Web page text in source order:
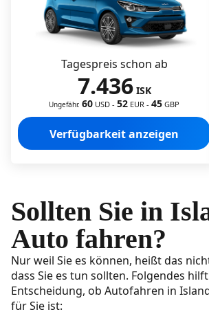
Autobahnen
F-Straßen
Mit dem Auto durch Island reisen
Welche Art von Fahrzeug
Island?
Verkehrsregeln in Island
Offroad-Fahren in Island
Fahren mit eingeschaltetem
Sicherheitsgurte
Telefonieren beim Fahren
Tagespreis schon ab
7.436ISK
Ungefähr. 60 USD - 52 EUR - 45 GBP
Verfügbarkeit anzeigen
Sollten Sie in
Auto fahren?
Nur weil Sie es können, heißt das
dass Sie es tun sollten. Folgendes
Entscheidung, ob Autofahren in
für Sie ist: